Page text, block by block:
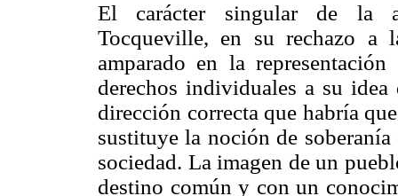
El carácter singular de la
Tocqueville, en su rechazo a
amparado en la
derechos individuales a su
dirección correcta que habría
sustituye la noción de
sociedad. La imagen de un
destino común y con un